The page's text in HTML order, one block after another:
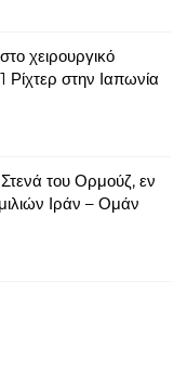
χειρουργικό
Ρίχτερ στην Ιαπωνία
του Ορμούζ, εν
Ιράν – Ομάν